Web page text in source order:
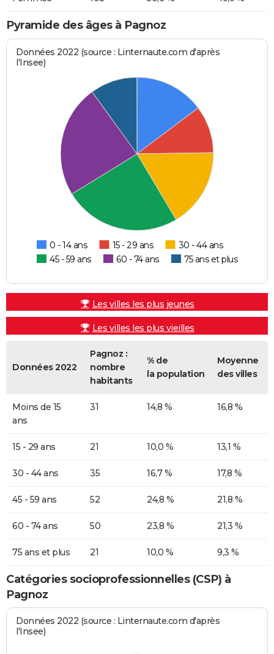
Pyramide des âges à Pagnoz
Données 2022 (source : Linternaute.com d'après
l'Insee)
0 - 14 ans 15 - 29 ans
30 - 44 ans
45 - 59 ans
60 - 74 ans 75 ans et plus
Les villes les plus jeunes
Les villes les plus vieilles
Données 2022
Pagnoz :
nombre
habitants
% de
la population
Moyenne
des villes
Moins de 15
ans
31 14,8 % 16,8 %
15 - 29 ans 21 10,0 % 13,1 %
30 - 44 ans 35 16,7 % 17,8 %
45 - 59 ans 52 24,8 % 21,8 %
60 - 74 ans 50 23,8 % 21,3 %
75 ans et plus 21 10,0 % 9,3 %
Catégories socioprofessionnelles (CSP) à
Pagnoz
Données 2022 (source : Linternaute.com d'après
l'Insee)